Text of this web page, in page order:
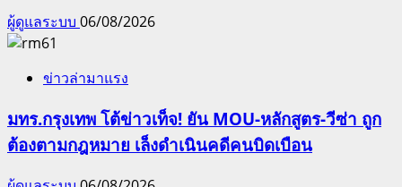
ผู้ดูแลระบบ 06/08/2026
ข่าวล่ามาแรง
มทร.กรุงเทพ โต้ข่าวเท็จ! ยัน MOU-หลักสูตร-วีซ่า ถูก
ต้องตามกฎหมาย เล็งดำเนินคดีคนบิดเบือน